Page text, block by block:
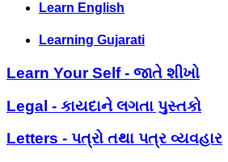
Learn English
Learning Gujarati
Learn Your Self - જાતે શીખો
Legal - કાયદાને લગતા પુસ્તકો
Letters - પત્રો તથા પત્ર વ્યવહાર